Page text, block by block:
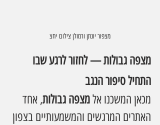
מצפור יונתן ורמולן צילום יחצ
מצפה גבולות — לחזור לרגע שבו
התחיל סיפור הנגב
מכאן המשכנו אל מצפה גבולות, אחד
האתרים המרגשים והמשמעותיים בצפון